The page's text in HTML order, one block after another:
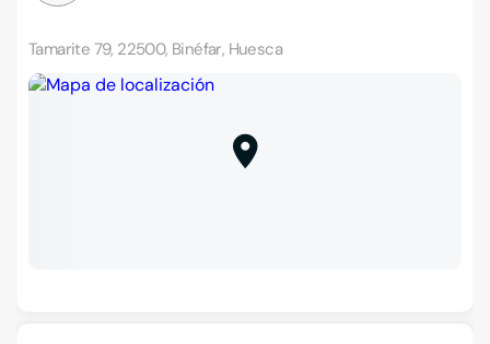
Tamarite 79, 22500, Binéfar, Huesca